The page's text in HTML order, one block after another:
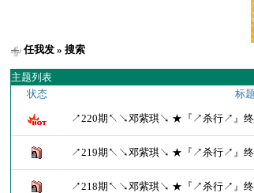
任我发 » 搜索
主题列表
状态
标题
↗220期↖↘邓紫琪↘ ★『↗杀行↗』终
↗219期↖↘邓紫琪↘ ★『↗杀行↗』终
↗218期↖↘邓紫琪↘ ★『↗杀行↗』终